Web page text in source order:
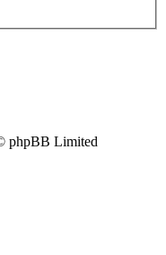
phpBB Limited